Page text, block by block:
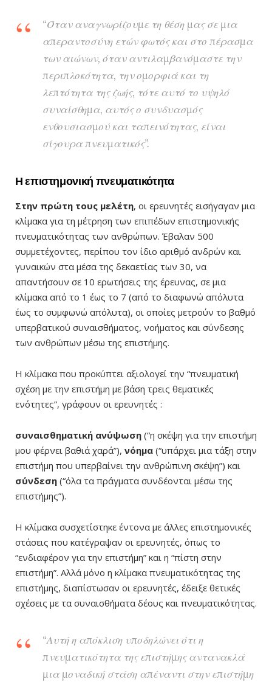
“Όταν αναγνωρίζουμε τη θέση μας σε μια
απεραντοσύνη ετών φωτός και στο πέρασμα
των αιώνων, όταν αντιλαμβανόμαστε την
περιπλοκότητα, την ομορφιά και τη
λεπτότητα της ζωής, τότε αυτό το υψηλό
συναίσθημα, αυτός ο συνδυασμός
ενθουσιασμού και ταπεινότητας, είναι
σίγουρα πνευματικός”.
Η επιστημονική πνευματικότητα
Στην πρώτη τους μελέτη, οι ερευνητές εισήγαγαν μια
κλίμακα για τη μέτρηση των επιπέδων επιστημονικής
πνευματικότητας των ανθρώπων. Έβαλαν 500
συμμετέχοντες, περίπου τον ίδιο αριθμό ανδρών και
γυναικών στα μέσα της δεκαετίας των 30, να
απαντήσουν σε 10 ερωτήσεις της έρευνας, σε μια
κλίμακα από το 1 έως το 7 (από το διαφωνώ απόλυτα
έως το συμφωνώ απόλυτα), οι οποίες μετρούν το βαθμό
υπερβατικού συναισθήματος, νοήματος και σύνδεσης
των ανθρώπων μέσω της επιστήμης.
Η κλίμακα που προκύπτει αξιολογεί την “πνευματική
σχέση με την επιστήμη με βάση τρεις θεματικές
ενότητες”, γράφουν οι ερευνητές :
συναισθηματική ανύψωση (“η σκέψη για την επιστήμη
μου φέρνει βαθιά χαρά”), νόημα (“υπάρχει μια τάξη στην
επιστήμη που υπερβαίνει την ανθρώπινη σκέψη”) και
σύνδεση (“όλα τα πράγματα συνδέονται μέσω της
επιστήμης”).
Η κλίμακα συσχετίστηκε έντονα με άλλες επιστημονικές
στάσεις που κατέγραψαν οι ερευνητές, όπως το
“ενδιαφέρον για την επιστήμη” και η “πίστη στην
επιστήμη”. Αλλά μόνο η κλίμακα πνευματικότητας της
επιστήμης, διαπίστωσαν οι ερευνητές, έδειξε θετικές
σχέσεις με τα συναισθήματα δέους και πνευματικότητας.
“Αυτή η απόκλιση υποδηλώνει ότι η
πνευματικότητα της επιστήμης αντανακλά
μια μοναδική στάση απέναντι στην επιστήμη